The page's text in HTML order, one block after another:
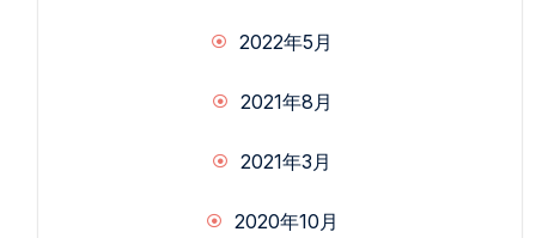
2022年5月
2021年8月
2021年3月
2020年10月